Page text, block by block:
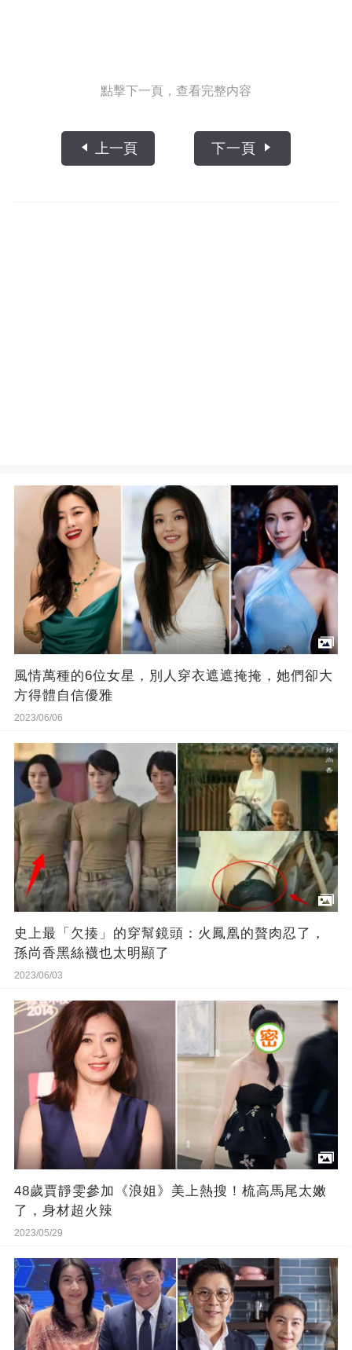
點擊下一頁，查看完整内容
上一頁 下一頁
風情萬種的6位女星，別人穿衣遮遮掩掩，她們卻大
方得體自信優雅
2023/06/06
史上最「欠揍」的穿幫鏡頭：火鳳凰的贅肉忍了，
孫尚香黑絲襪也太明顯了
2023/06/03
48歲賈靜雯參加《浪姐》美上熱搜！梳高馬尾太嫩
了，身材超火辣
2023/05/29